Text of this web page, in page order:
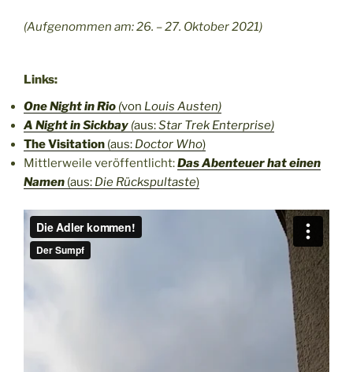
(Aufgenommen am: 26. – 27. Oktober 2021)
Links:
One Night in Rio (von Louis Austen)
A Night in Sickbay (aus:Star Trek Enterprise)
The Visitation (aus: Doctor Who)
Mittlerweile veröffentlicht:Das Abenteuer hat einen
Namen (aus: Die Rückspultaste)